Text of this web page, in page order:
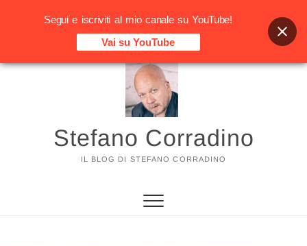
Vai
Stefano Corradino
IL BLOG DI STEFANO CORRADINO
Segui e iscriviti al mio canale su YouTube!
Vai su YouTube